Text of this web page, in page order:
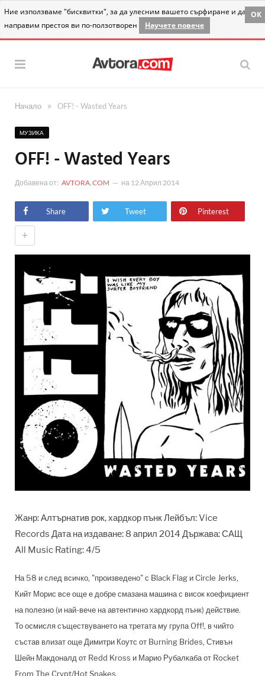
Ние използваме "бисквитки", за да улесним вашето сърфиране и да
направим престоя ви по-ползотворен
Научете повече
OK
Начало » OFF! - Wasted Years
МУЗИКА
OFF! - Wasted Years
Добавена от: AVTORA.COM на 12 Април 2014
Share Tweet Pinterest
+
Жанр: Алтърнатив рок, хардкор пънк Лейбъл: Vice
Records Дата на издаване: 8 април 2014 Държава: САЩ
All Music Rating: 4/5
На 58 и след всичко, "произведено" с Black Flag и Circle Jerks,
Кийт Морис все още е добре смазана машина с висок коефициент
на полезно (и най-вече на автентично хардкорд пънк) действие.
То осмисля съществуването на третата му група Off!, в чийто
състав влизат още Димитри Коутс от Burning Brides, Стивън
Шейн Макдоналд от Redd Kross и Марио Рубалкаба от Rocket
From The Crypt/Hot Snakes.